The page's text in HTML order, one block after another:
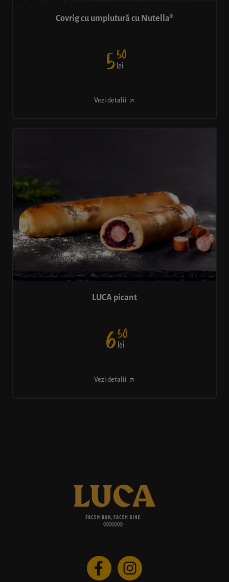
Covrig cu umplutură cu Nutella®
550
lei
Vezi detalii
LUCA picant
650
lei
Vezi detalii